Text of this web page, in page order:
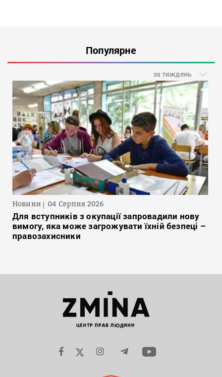
Популярне
за тиждень
Новини 04 Серпня 2026
Для вступників з окупації запровадили нову
вимогу, яка може загрожувати їхній безпеці –
правозахисники